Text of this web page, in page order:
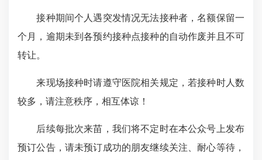
接种期间个人遇突发情况无法接种者，名额保留一
个月，逾期未到各预约接种点接种的自动作废并且不可
转让。
来现场接种时请遵守医院相关规定，若接种时人数
较多，请注意秩序，相互体谅！
后续每批次来苗，我们将不定时在本公众号上发布
预订公告，请未预订成功的朋友继续关注、耐心等待，